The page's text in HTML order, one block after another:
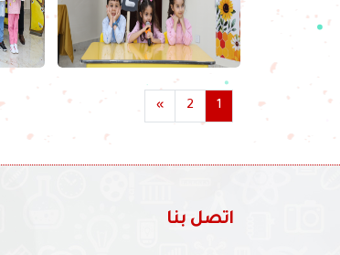
1
2
»
اتصل بنا